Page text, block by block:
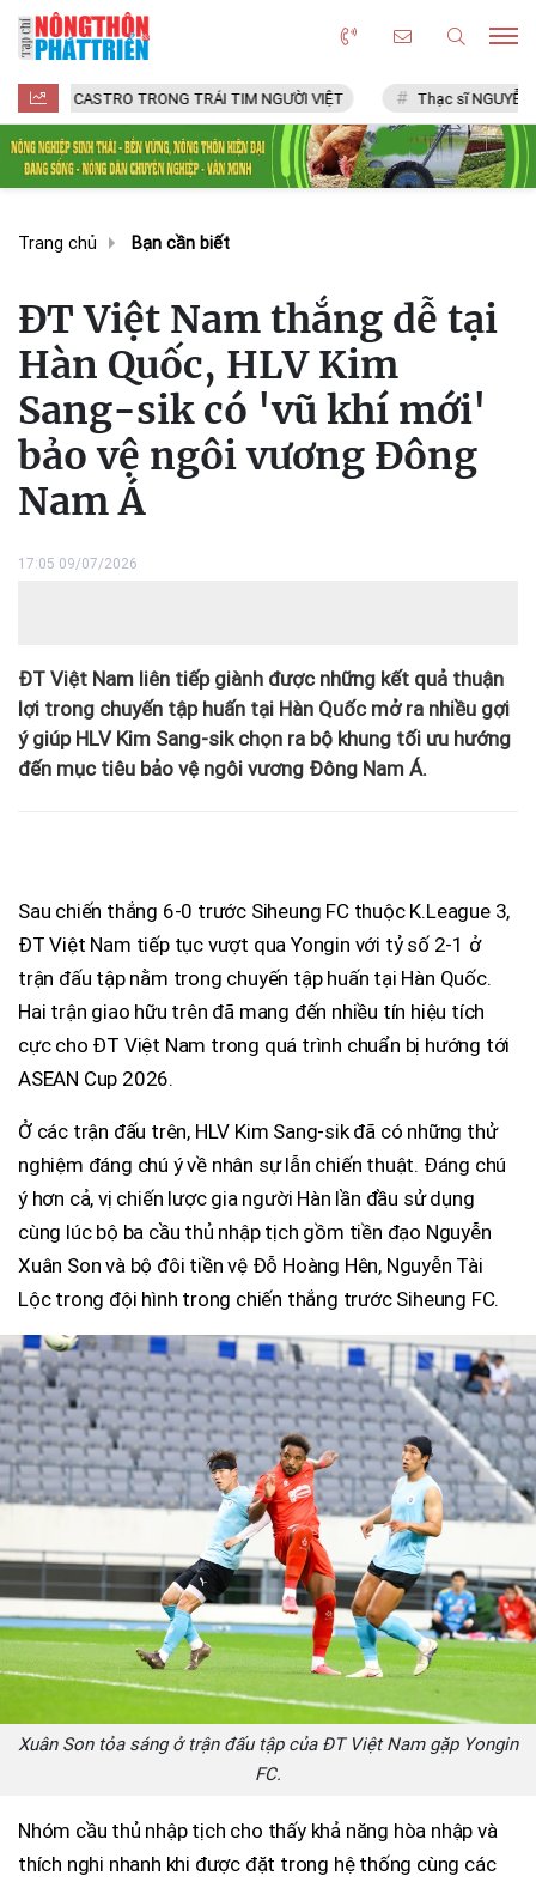
TRONG TRÁI TIM NGƯỜI VIỆT Thạc sĩ NGUYỄN VĂN CHÍ
Trang chủ Bạn cần biết
ĐT Việt Nam thắng dễ tại
Hàn Quốc, HLV Kim
Sang-sik có 'vũ khí mới'
bảo vệ ngôi vương Đông
Nam Á
17:05 09/07/2026
ĐT Việt Nam liên tiếp giành được những kết quả thuận
lợi trong chuyến tập huấn tại Hàn Quốc mở ra nhiều gợi
ý giúp HLV Kim Sang-sik chọn ra bộ khung tối ưu hướng
đến mục tiêu bảo vệ ngôi vương Đông Nam Á.
Sau chiến thắng 6-0 trước Siheung FC thuộc K.League 3,
ĐT Việt Nam tiếp tục vượt qua Yongin với tỷ số 2-1 ở
trận đấu tập nằm trong chuyến tập huấn tại Hàn Quốc.
Hai trận giao hữu trên đã mang đến nhiều tín hiệu tích
cực cho ĐT Việt Nam trong quá trình chuẩn bị hướng tới
ASEAN Cup 2026.
Ở các trận đấu trên, HLV Kim Sang-sik đã có những thử
nghiệm đáng chú ý về nhân sự lẫn chiến thuật. Đáng chú
ý hơn cả, vị chiến lược gia người Hàn lần đầu sử dụng
cùng lúc bộ ba cầu thủ nhập tịch gồm tiền đạo Nguyễn
Xuân Son và bộ đôi tiền vệ Đỗ Hoàng Hên, Nguyễn Tài
Lộc trong đội hình trong chiến thắng trước Siheung FC.
Xuân Son tỏa sáng ở trận đấu tập của ĐT Việt Nam gặp Yongin
FC.
Nhóm cầu thủ nhập tịch cho thấy khả năng hòa nhập và
thích nghi nhanh khi được đặt trong hệ thống cùng các